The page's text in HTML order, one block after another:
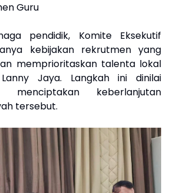
Guru
pendidik, Komite Eksekutif
kebijakan rekrutmen yang
memprioritaskan talenta lokal
Jaya. Langkah ini dinilai
keberlanjutan
tersebut.